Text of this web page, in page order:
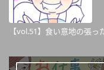
【vol.51】食い意地の張っ